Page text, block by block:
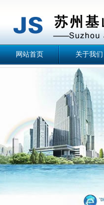
网站首页 关于我们